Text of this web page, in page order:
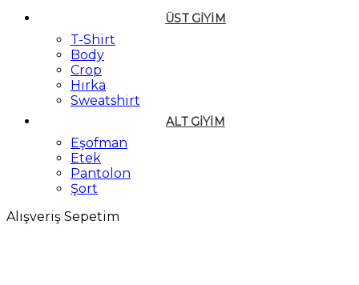
ÜST GIYIM
T-Shirt
Body
Crop
Hırka
Sweatshirt
ALT GIYIM
Eşofman
Etek
Pantolon
Şort
Alışveriş Sepetim